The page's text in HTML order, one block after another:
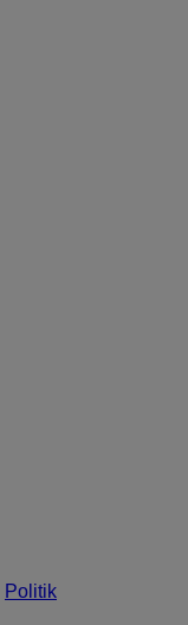
Politik